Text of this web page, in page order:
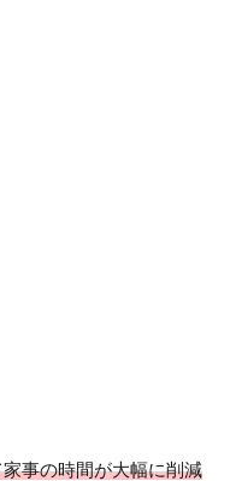
事の時間が大幅に削減